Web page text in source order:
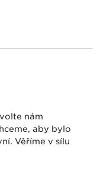
nám
aby bylo
Věříme v sílu